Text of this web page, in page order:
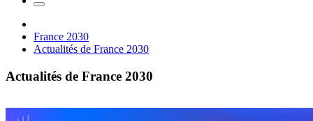
France 2030
Actualités de France 2030
Actualités de France 2030